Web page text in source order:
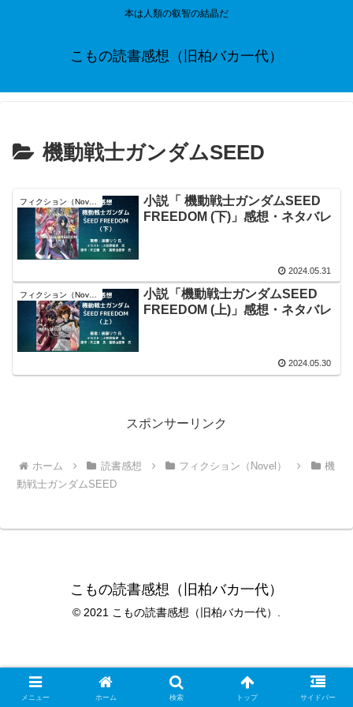
本は人類の叡智の結晶だ
こもの読書感想（旧柏バカ一代）
機動戦士ガンダムSEED
フィクション（Novel）
小説「 機動戦士ガンダムSEED
FREEDOM (下)」感想・ネタバレ
2024.05.31
小説「機動戦士ガンダムSEED
FREEDOM (上)」感想・ネタバレ
2024.05.30
スポンサーリンク
ホーム 読書感想 フィクション（Novel）
機
動戦士ガンダムSEED
こもの読書感想（旧柏バカ一代）
© 2021 こもの読書感想（旧柏バカ一代）.
メニュー ホーム 検索 トップ サイドバー